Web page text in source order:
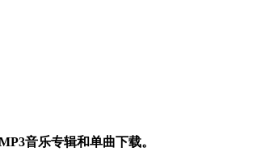
音乐专辑和单曲下载。